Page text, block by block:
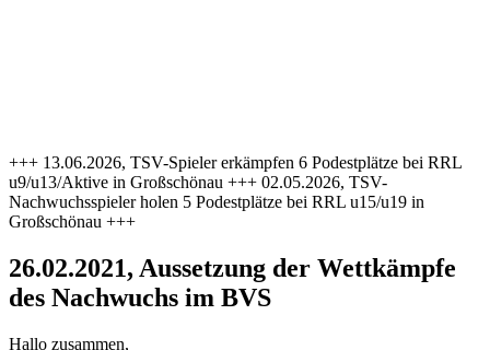
+++ 13.06.2026, TSV-Spieler erkämpfen 6 Podestplätze bei RRL
u9/u13/Aktive in Großschönau +++ 02.05.2026, TSV-
Nachwuchsspieler holen 5 Podestplätze bei RRL u15/u19 in
Großschönau +++
26.02.2021, Aussetzung der Wettkämpfe
des Nachwuchs im BVS
Hallo zusammen,